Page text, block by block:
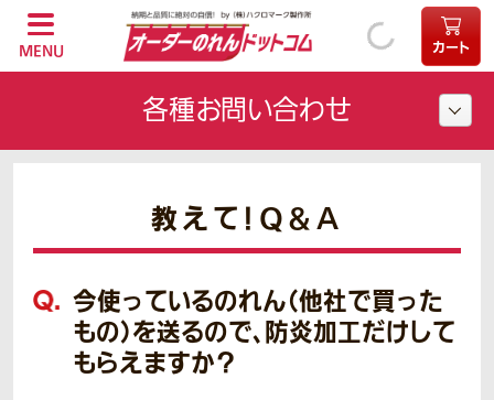
MENU カート
教えて！Q＆A
今使っているのれん（他社で買った
もの）を送るので、防炎加工だけして
もらえますか？
各種お問い合わせ